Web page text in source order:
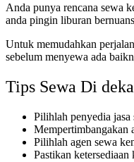
Anda punya rencana sewa
anda pingin liburan
Untuk memudahkan
sebelum menyewa ada
Tips Sewa Di
Pilihlah penyedia
Mempertimbangakan
Pilihlah agen sewa
Pastikan ketersediaan